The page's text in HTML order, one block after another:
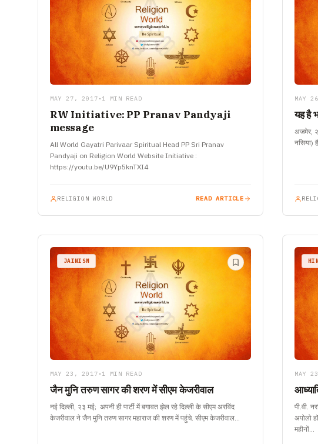
MAY 27, 2017 • 1 MIN READ
RW Initiative: PP Pranav Pandyaji
message
All World Gayatri Parivaar Spiritual Head PP Sri Pranav
Pandyaji on Religion World Website Initiative :
https://youtu.be/U9Yp5knTXI4
RELIGION WORLD READ ARTICLE
MAY
यह है
अजमेर,
नसिया)
JAINISM
MAY 23, 2017 • 1 MIN READ
जैन मुनि तरुण सागर की शरण में सीएम केजरीवाल
नई दिल्ली, २३ मई; अपनी ही पार्टी में बगावत झेल रहे दिल्ली के सीएम अरविंद
केजरीवाल ने जैन मुनि तरुण सागर महाराज की शरण में पहुंचे. सीएम केजरीवाल…
MAY
पी.वी.
अपोलो
महीनों…